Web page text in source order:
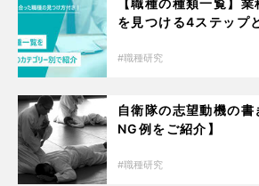
【職種の種類一覧】
を見つける4ステップ
職種研究
自衛隊の志望動機の
NG例をご紹介】
職種研究